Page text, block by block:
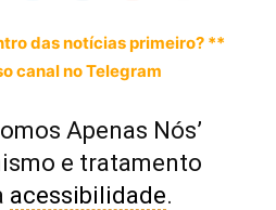
das notícias primeiro? **
canal no Telegram
Apenas Nós’
e tratamento
acessibilidade.